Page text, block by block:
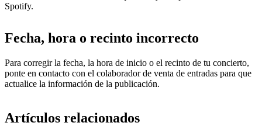
Spotify.
Fecha, hora o recinto incorrecto
Para corregir la fecha, la hora de inicio o el recinto de tu concierto,
ponte en contacto con el colaborador de venta de entradas para que
actualice la información de la publicación.
Artículos relacionados